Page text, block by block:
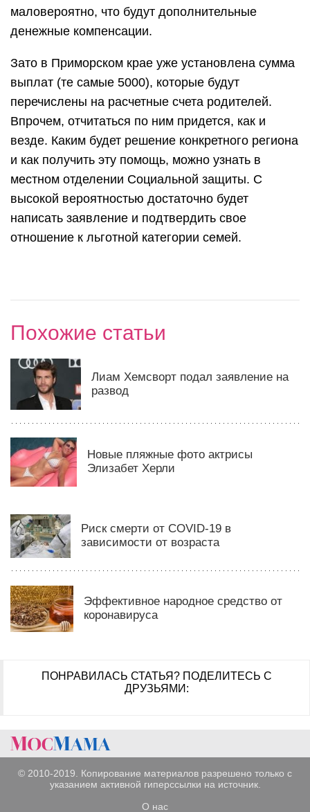
маловероятно, что будут дополнительные
денежные компенсации.
Зато в Приморском крае уже установлена сумма
выплат (те самые 5000), которые будут
перечислены на расчетные счета родителей.
Впрочем, отчитаться по ним придется, как и
везде. Каким будет решение конкретного региона
и как получить эту помощь, можно узнать в
местном отделении Социальной защиты. С
высокой вероятностью достаточно будет
написать заявление и подтвердить свое
отношение к льготной категории семей.
Похожие статьи
Лиам Хемсворт подал заявление на
развод
Новые пляжные фото актрисы
Элизабет Херли
Риск смерти от COVID-19 в
зависимости от возраста
Эффективное народное средство от
коронавируса
ПОНРАВИЛАСЬ СТАТЬЯ? ПОДЕЛИТЕСЬ С
ДРУЗЬЯМИ:
© 2010-2019. Копирование материалов разрешено только с
указанием активной гиперссылки на источник.
О нас